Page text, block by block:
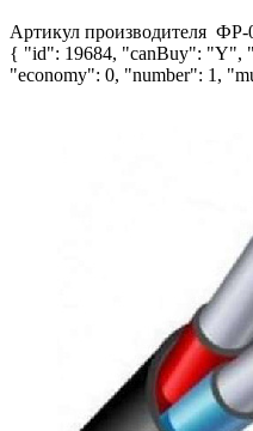
Артикул производителя ФР-
{ "id": 19684, "canBuy": "Y",
"economy": 0, "number": 1,